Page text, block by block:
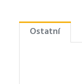
Ostatní